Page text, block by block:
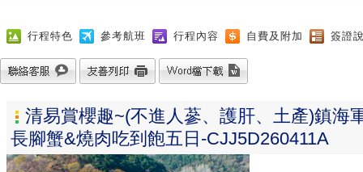
行程特色 參考航班 行程內容 自費及附加 簽證
清易賞櫻趣~(不進人蔘、護肝、土產)鎮海
長腳蟹&燒肉吃到飽五日-CJJ5D260411A